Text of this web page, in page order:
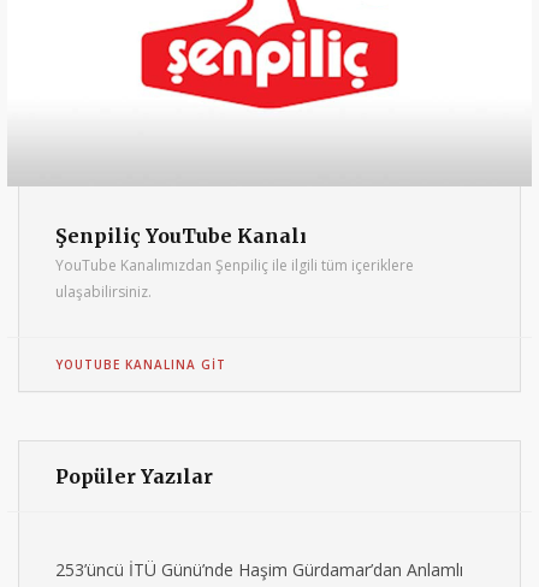
Şenpiliç YouTube Kanalı
YouTube Kanalımızdan Şenpiliç ile ilgili tüm içeriklere
ulaşabilirsiniz.
YOUTUBE KANALINA GIT
Popüler Yazılar
253’üncü İTÜ Günü’nde Haşim Gürdamar’dan Anlamlı